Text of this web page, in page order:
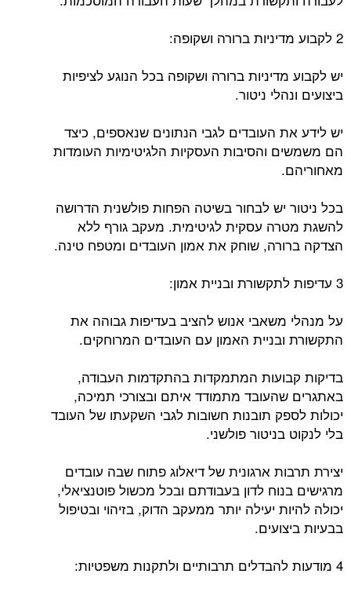
2 לקבוע מדיניות ברורה ושקופה:
יש לקבוע מדיניות ברורה ושקופה בכל הנוגע לציפיות
ביצועים ונהלי ניטור.
יש לידע את העובדים לגבי הנתונים שנאספים, כיצד
הם משמשים והסיבות העסקיות הלגיטימיות העומדות
מאחוריהם.
בכל ניטור יש לבחור בשיטה הפחות פולשנית הדרושה
להשגת מטרה עסקית לגיטימית. מעקב גורף ללא
הצדקה ברורה, שוחק את אמון העובדים ומטפח טינה.
3 עדיפות לתקשורת ובניית אמון:
על מנהלי משאבי אנוש להציב בעדיפות גבוהה את
התקשורת ובניית האמון עם העובדים המרוחקים.
בדיקות קבועות המתמקדות בהתקדמות העבודה,
באתגרים שהעובד מתמודד איתם ובצורכי תמיכה,
יכולות לספק תובנות חשובות לגבי השקעתו של העובד
בלי לנקוט בניטור פולשני.
יצירת תרבות ארגונית של דיאלוג פתוח שבה עובדים
מרגישים בנוח לדון בעבודתם ובכל מכשול פוטנציאלי,
יכולה להיות יעילה יותר ממעקב הדוק, בזיהוי ובטיפול
בבעיות ביצועים.
4 מודעות להבדלים תרבותיים ולתקנות משפטיות: